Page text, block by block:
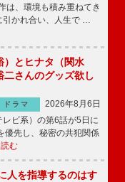
、環境も積み重ねてき
引かれ合い、人生で …
）とヒナタ（関水
さんのグッズ欲し
ドラマ
2026年8月6日
ビ系）の第6話が5日に
先し、秘密の共犯関係
む
人を指導するのはす